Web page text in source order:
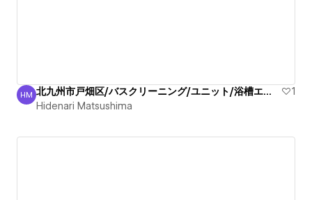
Hidenari Matsushima
HM 北九州市戸畑区/バスクリーニング/ユニット/浴槽エプロン/清掃
1
Hidenari Matsushima